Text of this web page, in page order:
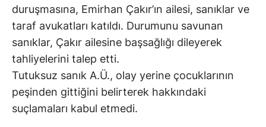
duruşmasına, Emirhan Çakır’ın ailesi, sanıklar ve
taraf avukatları katıldı. Durumunu savunan
sanıklar, Çakır ailesine başsağlığı dileyerek
tahliyelerini talep etti.
Tutuksuz sanık A.Ü., olay yerine çocuklarının
peşinden gittiğini belirterek hakkındaki
suçlamaları kabul etmedi.